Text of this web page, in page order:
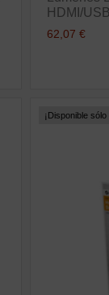
HDMI/
62,07 €
¡Disponible